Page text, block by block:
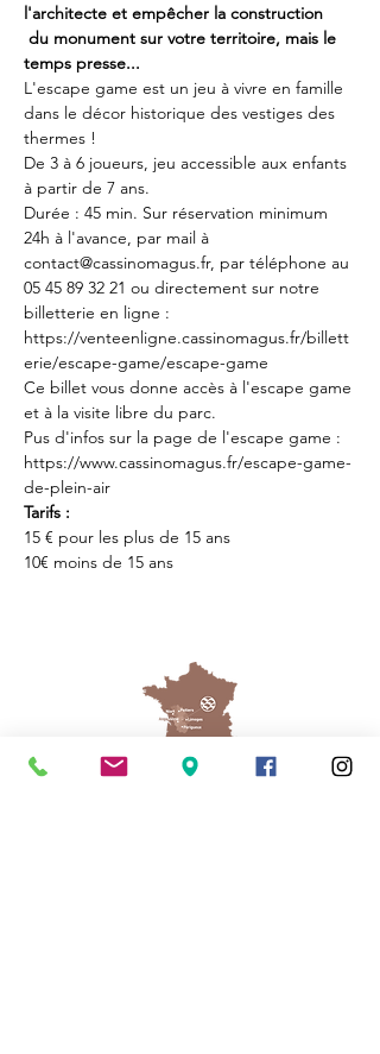
l'architecte et empêcher la construction
du monument sur votre territoire, mais le
temps presse...
L'escape game est un jeu à vivre en famille
dans le décor historique des vestiges des
thermes !
De 3 à 6 joueurs, jeu accessible aux enfants
à partir de 7 ans.
Durée : 45 min. Sur réservation minimum
24h à l'avance, par mail à
contact@cassinomagus.fr, par téléphone au
05 45 89 32 21 ou directement sur notre
billetterie en ligne :
https://venteenligne.cassinomagus.fr/billett
erie/escape-game/escape-game
Ce billet vous donne accès à l'escape game
et à la visite libre du parc.
Pus d'infos sur la page de l'escape game :
https://www.cassinomagus.fr/escape-game-
de-plein-air
Tarifs :
15 € pour les plus de 15 ans
10€ moins de 15 ans